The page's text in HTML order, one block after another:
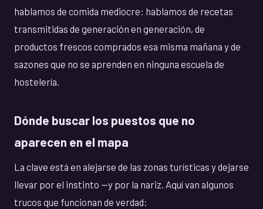
hablamos de comida mediocre: hablamos de recetas
transmitidas de generación en generación, de
productos frescos comprados esa misma mañana y de
sazones que no se aprenden en ninguna escuela de
hostelería.
Dónde buscar los puestos que no
aparecen en el mapa
La clave está en alejarse de las zonas turísticas y dejarse
llevar por el instinto —y por la nariz. Aquí van algunos
trucos que funcionan de verdad: